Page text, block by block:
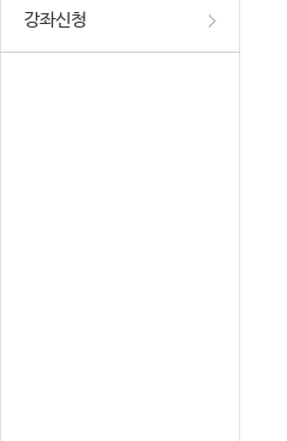
강좌신청